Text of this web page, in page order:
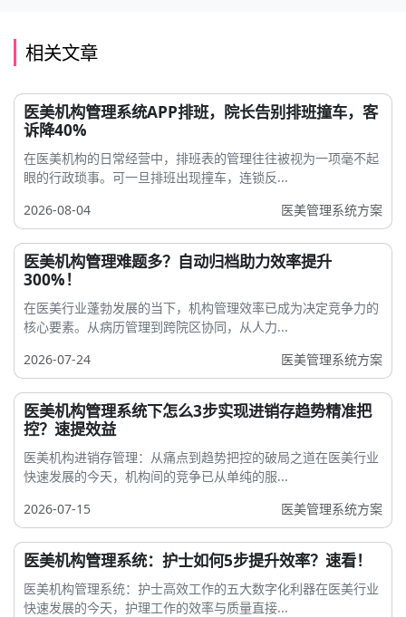
相关文章
医美机构管理系统APP排班，院长告别排班撞车，客
诉降40%
在医美机构的日常经营中，排班表的管理往往被视为一项毫不起
眼的行政琐事。可一旦排班出现撞车，连锁反...
2026-08-04
医美管理系统方案
医美机构管理难题多？自动归档助力效率提升
300%！
在医美行业蓬勃发展的当下，机构管理效率已成为决定竞争力的
核心要素。从病历管理到跨院区协同，从人力...
2026-07-24
医美管理系统方案
医美机构管理系统下怎么3步实现进销存趋势精准把
控？速提效益
医美机构进销存管理：从痛点到趋势把控的破局之道在医美行业
快速发展的今天，机构间的竞争已从单纯的服...
2026-07-15
医美管理系统方案
医美机构管理系统：护士如何5步提升效率？速看！
医美机构管理系统：护士高效工作的五大数字化利器在医美行业
快速发展的今天，护理工作的效率与质量直接...